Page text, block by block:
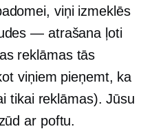
viņi izmeklēs
— atrašana ļoti
reklāmas tās
viņiem pieņemt, ka
tikai reklāmas). Jūsu
ar poftu.